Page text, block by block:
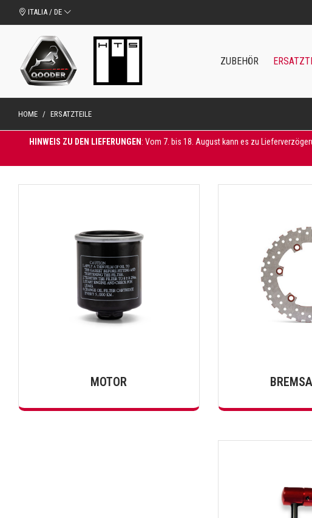
ITALIA / DE
ZUBEHÖR
HOME / ERSATZTEILE
HINWEIS ZU DEN LIEFERUNGEN : Vom 7. bis 18. August kann es zu
MOTOR